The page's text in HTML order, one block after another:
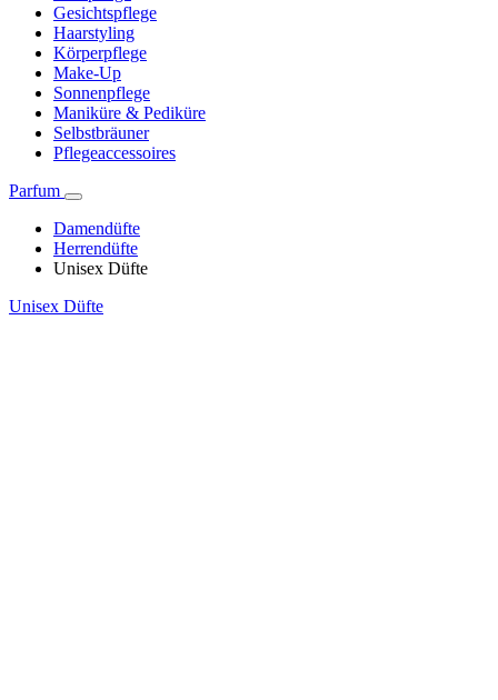
Gesichtspflege
Haarstyling
Körperpflege
Make-Up
Sonnenpflege
Maniküre & Pediküre
Selbstbräuner
Pflegeaccessoires
Parfum
Damendüfte
Herrendüfte
Unisex Düfte
Unisex Düfte